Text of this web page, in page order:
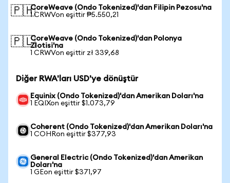
🇵🇭CoreWeave (Ondo Tokenized)'dan Filipin Pezosu'na
1 CRWVon eşittir ₱5.550,21
🇵🇱CoreWeave (Ondo Tokenized)'dan Polonya
Zlotisi'na
1 CRWVon eşittir zł 339,68
Diğer RWA'ları USD'ye dönüştür
Equinix (Ondo Tokenized)'dan Amerikan Doları'na
1 EQIXon eşittir $1.073,79
Coherent (Ondo Tokenized)'dan Amerikan Doları'na
1 COHRon eşittir $377,93
General Electric (Ondo Tokenized)'dan Amerikan
Doları'na
1 GEon eşittir $371,97